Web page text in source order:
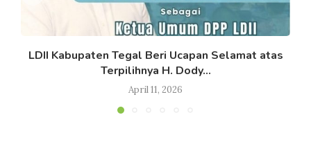
LDII Kabupaten Tegal Beri Ucapan Selamat atas
Terpilihnya H. Dody...
April 11, 2026